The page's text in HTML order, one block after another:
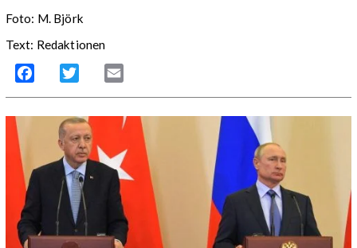
Foto: M. Björk
Text: Redaktionen
Facebook Twitter